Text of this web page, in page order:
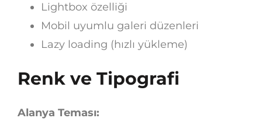
Lightbox özelliği
Mobil uyumlu galeri düzenleri
Lazy loading (hızlı yükleme)
Renk ve Tipografi
Alanya Teması: